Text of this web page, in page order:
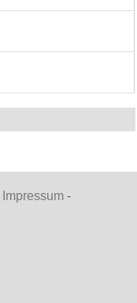
Impressum -